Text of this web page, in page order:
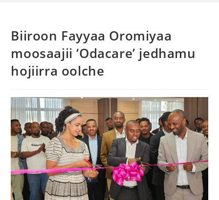
Biiroon Fayyaa Oromiyaa
moosaajii ‘Odacare’ jedhamu
hojiirra oolche